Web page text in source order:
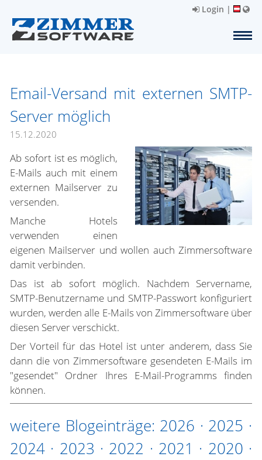
Login |
Email-Versand mit externen SMTP-
Server möglich
15.12.2020
Ab sofort ist es möglich,
E-Mails auch mit einem
externen Mailserver zu
versenden.
Manche Hotels
verwenden einen
eigenen Mailserver und wollen auch Zimmersoftware
damit verbinden.
Das ist ab sofort möglich. Nachdem Servername,
SMTP-Benutzername und SMTP-Passwort konfiguriert
wurden, werden alle E-Mails von Zimmersoftware über
diesen Server verschickt.
Der Vorteil für das Hotel ist unter anderem, dass Sie
dann die von Zimmersoftware gesendeten E-Mails im
"gesendet" Ordner Ihres E-Mail-Programms finden
können.
weitere Blogeinträge: 2026 · 2025 ·
2024 · 2023 · 2022 · 2021 · 2020 ·